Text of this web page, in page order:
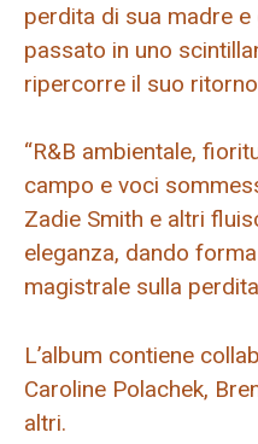
perdita di sua madre
passato in uno
ripercorre il suo
“R&B ambientale,
campo e voci
Zadie Smith e altri
eleganza, dando
magistrale sulla
L’album contiene
Caroline Polachek,
altri.